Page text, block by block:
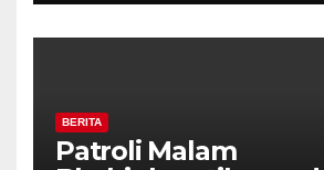
BERITA
Patroli Malam